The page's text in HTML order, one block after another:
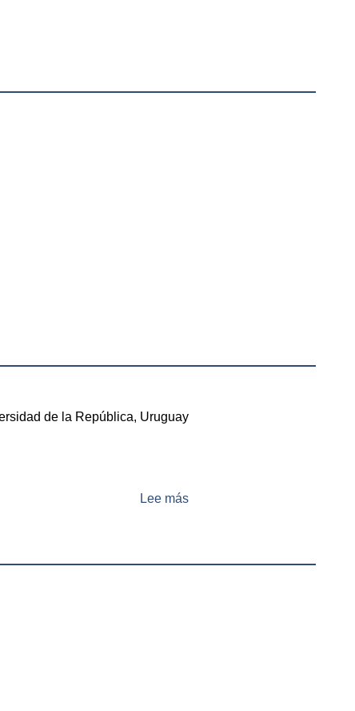
de la República, Uruguay
Lee mássobre